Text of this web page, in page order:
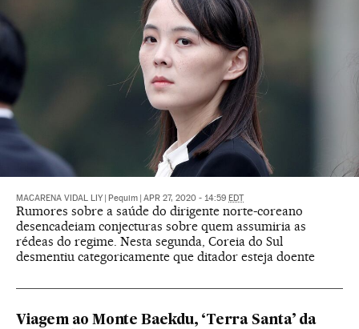
MACARENA VIDAL LIY Pequim APR 27, 2020 - 14:59 EDT
Rumores sobre a saúde do dirigente norte-coreano
desencadeiam conjecturas sobre quem assumiria as
rédeas do regime. Nesta segunda, Coreia do Sul
desmentiu categoricamente que ditador esteja doente
Viagem ao Monte Baekdu, ‘Terra Santa’ da